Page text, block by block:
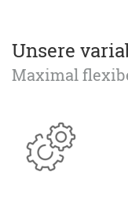
Unsere
Maximal